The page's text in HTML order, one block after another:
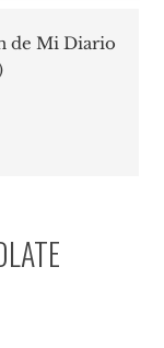
de Mi Diario